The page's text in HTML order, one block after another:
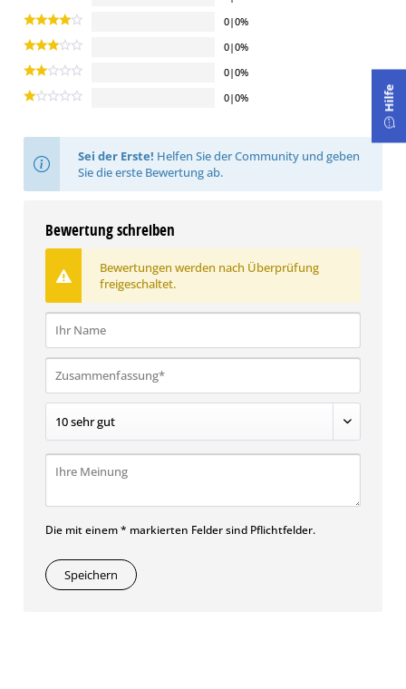
0|0%
0|0%
0|0%
0|0%
Sei der Erste! Helfen Sie der Community und geben
Sie die erste Bewertung ab.
Bewertung schreiben
Bewertungen werden nach Überprüfung
freigeschaltet.
Die mit einem * markierten Felder sind Pflichtfelder.
Speichern
Hilfe